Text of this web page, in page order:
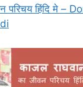
परिचय हिंदि मे –